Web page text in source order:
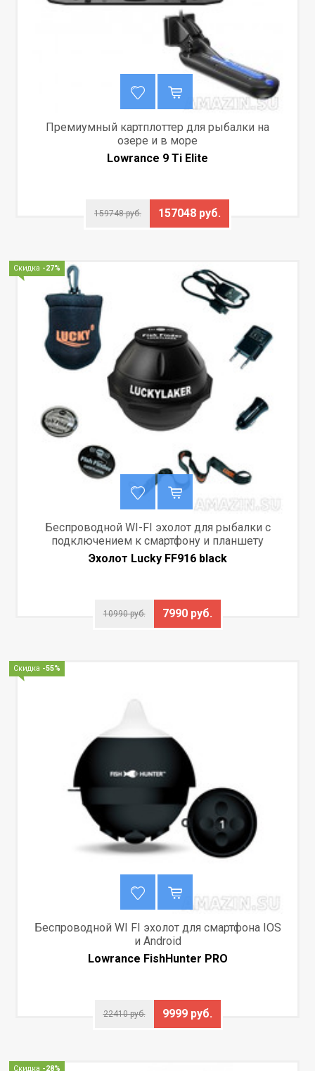
Премиумный картплоттер для рыбалки на
озере и в море
Lowrance 9 Ti Elite
159748 руб. 157048 руб.
Скидка -27%
Беспроводной WI-FI эхолот для рыбалки c
подключением к смартфону и планшету
Эхолот Lucky FF916 black
10990 руб. 7990 руб.
Скидка -55%
Беспроводной WI FI эхолот для смартфона IOS
и Android
Lowrance FishHunter PRO
22410 руб. 9999 руб.
Скидка -28%